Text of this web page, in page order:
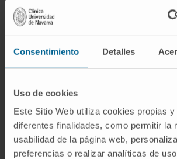
Consentimiento Detalles
Uso de cookies
Este Sitio Web utiliza cookies propias
diferentes finalidades, como permitir la
usabilidad de la página web,
preferencias o realizar analíticas de
Actividad
En docencia
Medicina de la Universidad de
las asignaturas de Preclínica,
Sueño, Neurofisiología y
En investigación